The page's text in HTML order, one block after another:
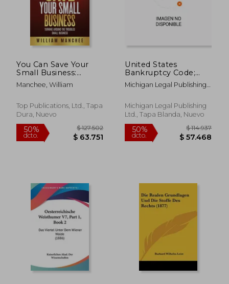
dcto. $ 129.771 dcto. $
You Can Save Your
Small Business:
Turning Around the
Troubled Small
Manchee, William
Top Publications, Ltd., Tapa
Dura, Nuevo
United States
Bankruptcy Code;
2020 Edition (en
Inglés)
Michigan Legal Publishing
Michigan Legal Publishing
Ltd., Tapa Blanda, Nuevo